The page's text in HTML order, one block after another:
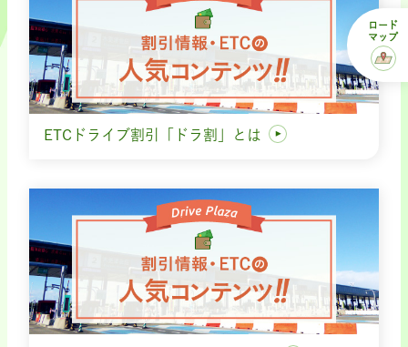
ETCドライブ割引「ドラ割」とは
ロード
マップ